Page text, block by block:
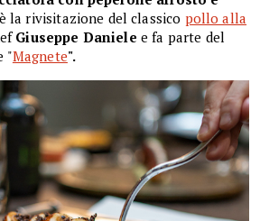
è la rivisitazione del classico pollo alla
Giuseppe Daniele e fa parte del
"Magnete".